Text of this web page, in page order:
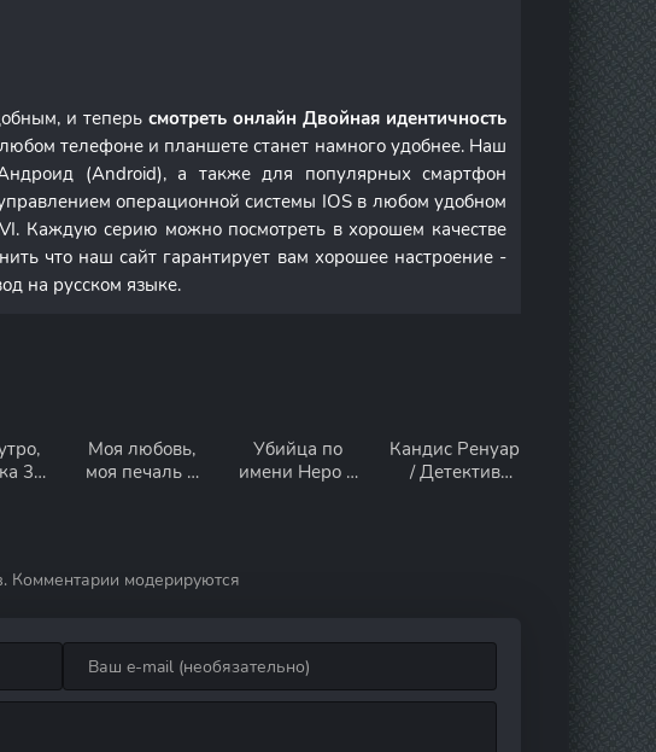
и теперьсмотреть онлайн Двойная идентичность
телефоне и планшете станет намного удобнее. Наш
(Android), а также для популярных смартфон
операционной системы IOS в любом удобном
Каждую серию можно посмотреть в хорошем качестве
что наш сайт гарантирует вам хорошее настроение -
на русском языке.
3
Моя любовь,
моя печаль 1
Убийца по
имени Неро 1
Кандис Ренуар
/ Детектив
Комментарии модерируются